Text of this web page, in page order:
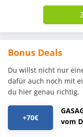
Bonus Deals
Du willst nicht nur
dafür auch noch mit
du hier genau richtig.
+70€
vom